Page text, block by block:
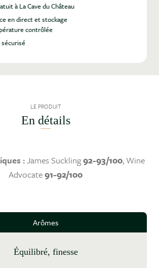
à La Cave du Château
en direct et stockage
contrôlée
LE PRODUIT
En détails
:James Suckling92-93/100, Wine
Advocate91-92/100
Arômes
équilibré, finesse